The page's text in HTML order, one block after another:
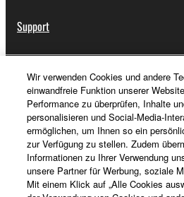
Support
Registrierung von „Yamaha Music ID“
Über Yamaha
Deutschland - German
Wir verwenden Cookies und andere
einwandfreie Funktion unserer
Performance zu überprüfen, Inhalte
personalisieren und Social-Media-
ermöglichen, um Ihnen so ein
zur Verfügung zu stellen. Zudem
Informationen zu Ihrer Verwendung
unsere Partner für Werbung, soziale
Mit einem Klick auf „Alle Cookies